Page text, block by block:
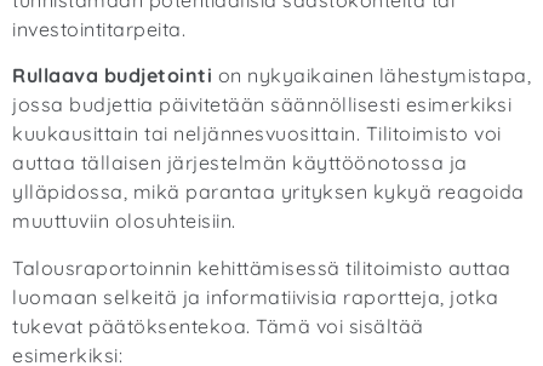
investointitarpeita.
Rullaava budjetointi on nykyaikainen lähestymistapa,
jossa budjettia päivitetään säännöllisesti esimerkiksi
kuukausittain tai neljännesvuosittain. Tilitoimisto voi
auttaa tällaisen järjestelmän käyttöönotossa ja
ylläpidossa, mikä parantaa yrityksen kykyä reagoida
muuttuviin olosuhteisiin.
Talousraportoinnin kehittämisessä tilitoimisto auttaa
luomaan selkeitä ja informatiivisia raportteja, jotka
tukevat päätöksentekoa. Tämä voi sisältää
esimerkiksi: